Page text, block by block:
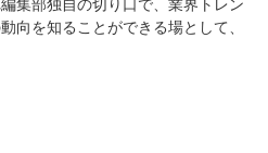
向を知ることができる場として、